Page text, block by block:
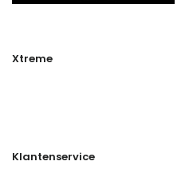
Xtreme
Klantenservice